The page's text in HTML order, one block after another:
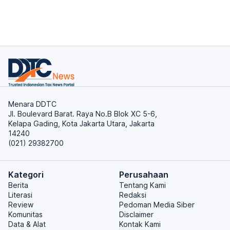
Menara DDTC
Jl. Boulevard Barat. Raya No.B Blok XC 5-6,
Kelapa Gading, Kota Jakarta Utara, Jakarta
14240
(021) 29382700
Kategori
Berita
Literasi
Review
Komunitas
Data & Alat
Perusahaan
Tentang Kami
Redaksi
Pedoman Media Siber
Disclaimer
Kontak Kami